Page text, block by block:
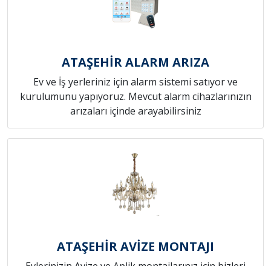
ATAŞEHİR ALARM ARIZA
Ev ve İş yerleriniz için alarm sistemi satıyor ve
kurulumunu yapıyoruz. Mevcut alarm cihazlarınızın
arızaları içinde arayabilirsiniz
ATAŞEHİR AVİZE MONTAJI